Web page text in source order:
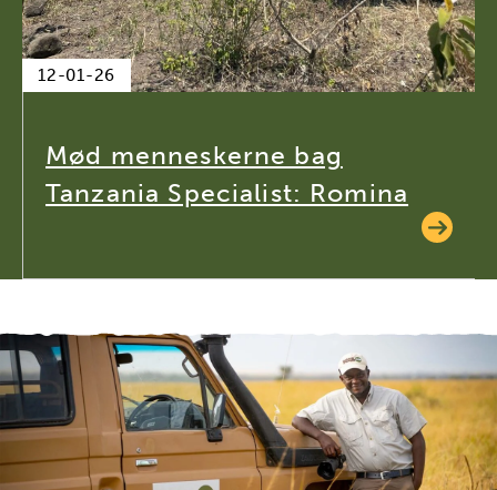
12-01-26
Mød menneskerne bag
Tanzania Specialist: Romina